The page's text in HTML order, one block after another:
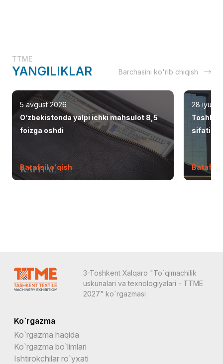
TTME
YANGILIKLAR Barchasini ko'rib chiqish
5 avgust 2026
O‘zbekistonda yalpi ichki mahsulot 8,5
foizga oshdi
Batafsil o'qish
28 iyul
Batafsil
3-Toshkent Xalqaro "To`qimachilik
uskunalari va texnologiyalari - TTME
2027" ko`rgazmasi
Ko`rgazma
Ko`rgazma haqida
Ko`rgazma bo`limlari
Ishtirokchilar ro`yxati